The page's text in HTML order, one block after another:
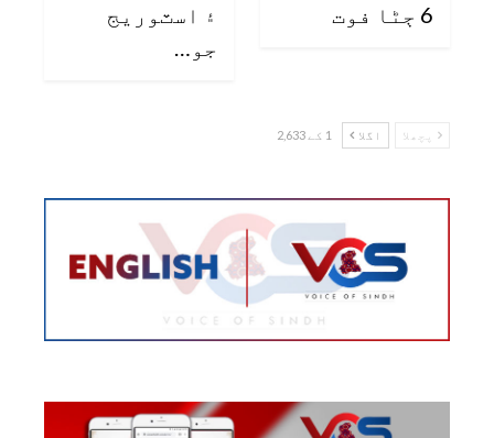
6 ڄڻا فوت
۽ اسٽوريج
جو…
پچھلا اگلا 1 کے 2,633